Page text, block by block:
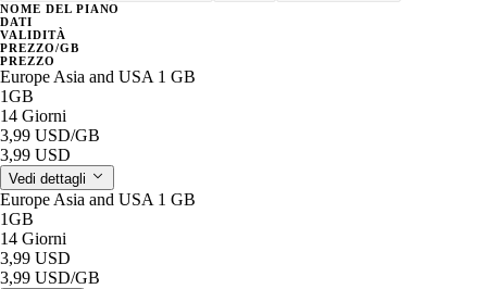
NOME DEL PIANO
DATI
VALIDITÀ
PREZZO/GB
PREZZO
Europe Asia and USA 1 GB
1GB
14 Giorni
3,99 USD/GB
3,99 USD
Vedi dettagli
Europe Asia and USA 1 GB
1GB
14 Giorni
3,99 USD
3,99 USD/GB